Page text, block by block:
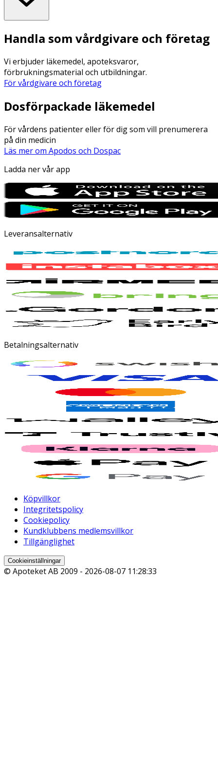
Handla som vårdgivare och företag
Vi erbjuder läkemedel, apoteksvaror,
förbrukningsmaterial och utbildningar.
För vårdgivare och företag
Dosförpackade läkemedel
För vårdens patienter eller för dig som vill prenumerera
på din medicin
Läs mer om Apodos och Dospac
Ladda ner vår app
Leveransalternativ
Betalningsalternativ
Köpvillkor
Integritetspolicy
Cookiepolicy
Kundklubbens medlemsvillkor
Tillgänglighet
Cookieinställningar
© Apoteket AB 2009 - 2026-08-07 11:28:33